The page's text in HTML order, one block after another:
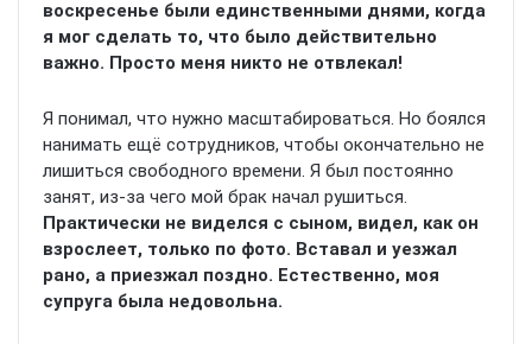
воскресенье были единственными днями, когда
я мог сделать то, что было действительно
важно. Просто меня никто не отвлекал!
Я понимал, что нужно масштабироваться. Но боялся
нанимать ещё сотрудников, чтобы окончательно не
лишиться свободного времени. Я был постоянно
занят, из-за чего мой брак начал рушиться.
Практически не виделся с сыном, видел, как он
взрослеет, только по фото. Вставал и уезжал
рано, а приезжал поздно. Естественно, моя
супруга была недовольна.